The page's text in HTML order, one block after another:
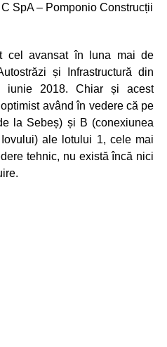
SpA – Pomponio Construcții
cel avansat în luna mai de
și Infrastructură din
iunie 2018. Chiar și acest
având în vedere că pe
la Sebeș) și B (co­nexiunea
ale lotului 1, cele mai
tehnic, nu există încă nici